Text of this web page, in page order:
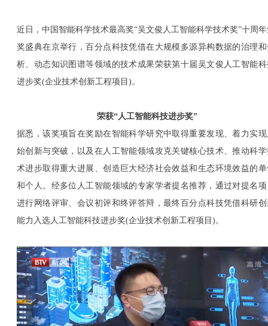
近日，中国智能科学技术最高奖“吴文俊人工智能科学技术奖”十周
奖盛典在京举行，百分点科技凭借在大规模多源异构数据的治理和
析、动态知识图谱等领域的技术成果荣获第十届吴文俊人工智能科
进步奖(企业技术创新工程项目)。
荣获“人工智能科技进步奖”
据悉，该奖项旨在奖励在智能科学研究中取得重要发现、着力实现
始创新与突破，以及在人工智能领域攻克关键核心技术、推动科学
术进步取得重大进展、创造巨大经济社会效益和生态环境效益的单
和个人。经多位人工智能领域的专家学者提名推荐，通过对提名项
进行网络评审、会议初评和终评答辩，最终百分点科技凭借科研创
能力入选人工智能科技进步奖(企业技术创新工程项目)。